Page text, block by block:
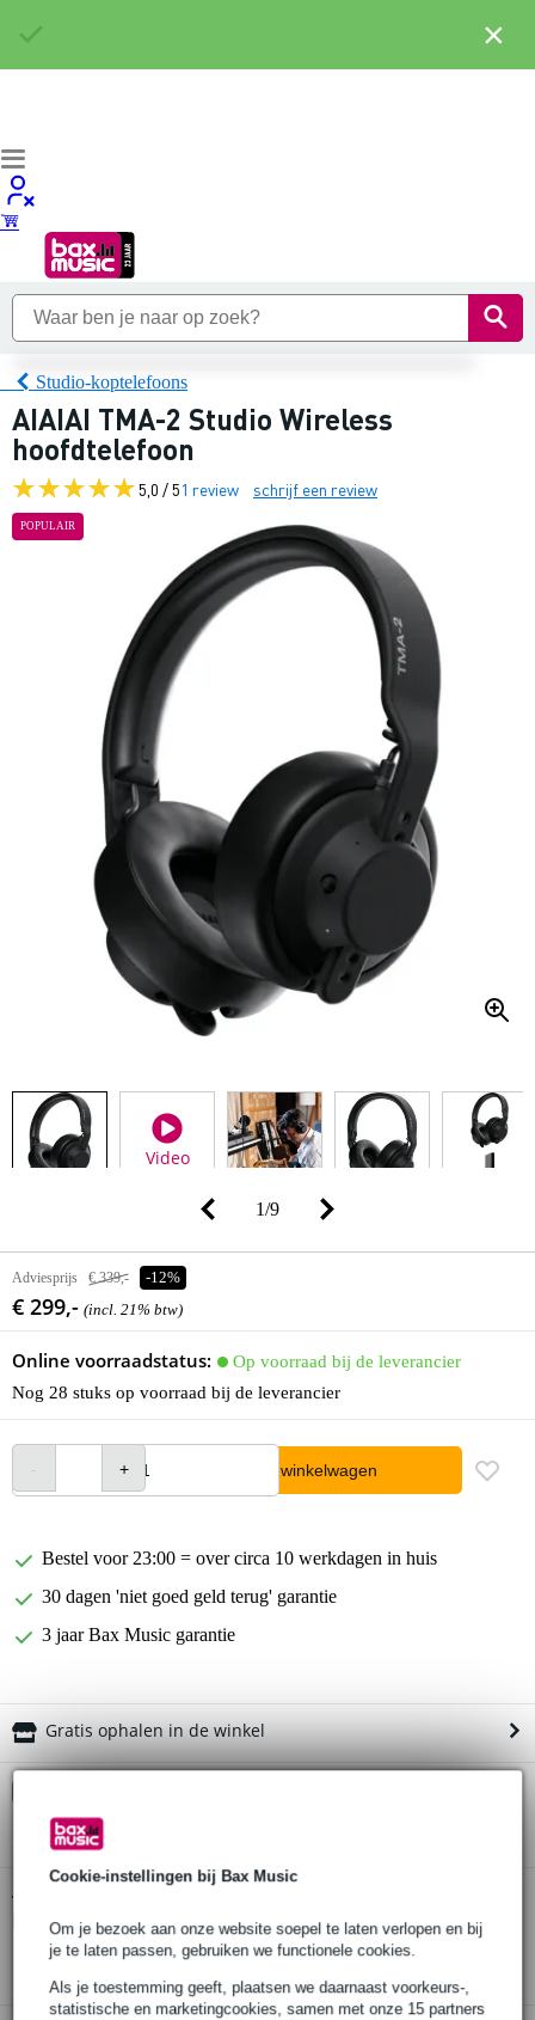
Cookie-instellingen bij Bax Music
Om je bezoek aan onze website soepel te laten verlopen en bij
je te laten passen, gebruiken we functionele cookies.
Als je toestemming geeft, plaatsen we daarnaast voorkeurs-,
statistische en marketingcookies, samen met onze 15 partners
Studio-koptelefoons
AIAIAI TMA-2 Studio Wireless
hoofdtelefoon
5,0 / 51 review schrijf een review
POPULAIR
Video
1/9
Adviesprijs € 339,- -12%
€ 299,- (incl. 21% btw)
Online voorraadstatus:
Op voorraad bij de leverancier
Nog 28 stuks op voorraad bij de leverancier
In winkelwagen
Bestel voor 23:00 = over circa 10 werkdagen in huis
30 dagen 'niet goed geld terug' garantie
3 jaar Bax Music garantie
Gratis ophalen in de winkel
€ 14,95 eenmalig
Twijfel je of de
hoofdtelefoonbij je past? Doe de check.
Start de check
×